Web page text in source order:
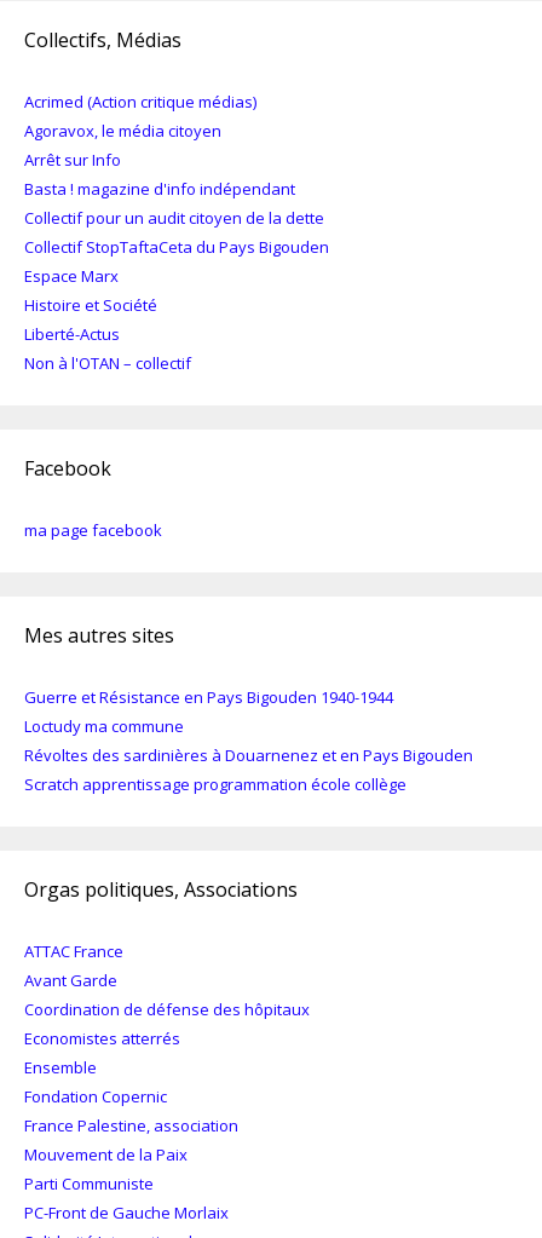
Collectifs, Médias
Acrimed (Action critique médias)
Agoravox, le média citoyen
Arrêt sur Info
Basta ! magazine d'info indépendant
Collectif pour un audit citoyen de la dette
Collectif StopTaftaCeta du Pays Bigouden
Espace Marx
Histoire et Société
Liberté-Actus
Non à l'OTAN – collectif
Facebook
ma page facebook
Mes autres sites
Guerre et Résistance en Pays Bigouden 1940-1944
Loctudy ma commune
Révoltes des sardinières à Douarnenez et en Pays Bigouden
Scratch apprentissage programmation école collège
Orgas politiques, Associations
ATTAC France
Avant Garde
Coordination de défense des hôpitaux
Economistes atterrés
Ensemble
Fondation Copernic
France Palestine, association
Mouvement de la Paix
Parti Communiste
PC-Front de Gauche Morlaix